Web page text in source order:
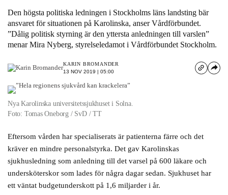
Den högsta politiska ledningen i Stockholms läns landsting bär
ansvaret för situationen på Karolinska, anser Vårdförbundet.
”Dålig politisk styrning är den yttersta anledningen till varslen”
menar Mira Nyberg, styrelseledamot i Vårdförbundet Stockholm.
KARIN BROMANDER
13 NOV 2019 | 05:00
Nya Karolinska universitetssjukhuset i Solna.
Foto: Tomas Oneborg / SvD / TT
Eftersom vården har specialiserats är patienterna färre och det
kräver en mindre personalstyrka. Det gav Karolinskas
sjukhusledning som anledning till det varsel på 600 läkare och
undersköterskor som lades för några dagar sedan. Sjukhuset har
ett väntat budgetunderskott på 1,6 miljarder i år.